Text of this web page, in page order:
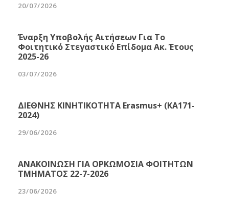
20/07/2026
Έναρξη Υποβολής Αιτήσεων Για Το
Φοιτητικό Στεγαστικό Επίδομα Ακ. Έτους
2025-26
03/07/2026
ΔΙΕΘΝΗΣ ΚΙΝΗΤΙΚΟΤΗΤΑ Erasmus+ (ΚΑ171-
2024)
29/06/2026
ΑΝΑΚΟΙΝΩΣΗ ΓΙΑ ΟΡΚΩΜΟΣΙΑ ΦΟΙΤΗΤΩΝ
ΤΜΗΜΑΤΟΣ 22-7-2026
23/06/2026